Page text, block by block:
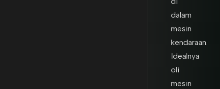
dalam
mesin
kendaraan.
Idealnya
oli
mesin